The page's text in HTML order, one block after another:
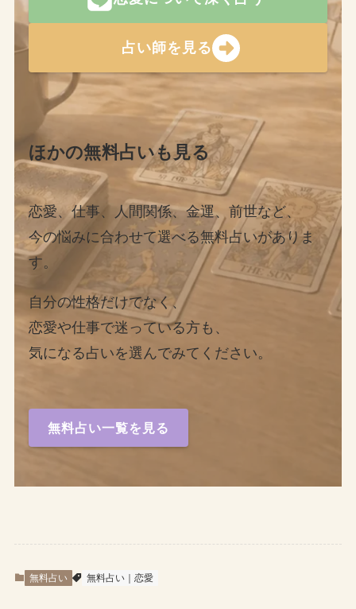
占い師を見る
ほかの無料占いも見る
恋愛、仕事、人間関係、金運、前世など、
今の悩みに合わせて選べる無料占いがありま
す。
自分の性格だけでなく、
恋愛や仕事で迷っている方も、
気になる占いを選んでみてください。
無料占い一覧を見る
無料占い 無料占い｜恋愛